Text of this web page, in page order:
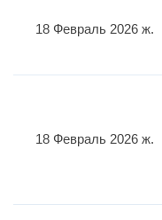
18 Февраль 2026 ж.
18 Февраль 2026 ж.